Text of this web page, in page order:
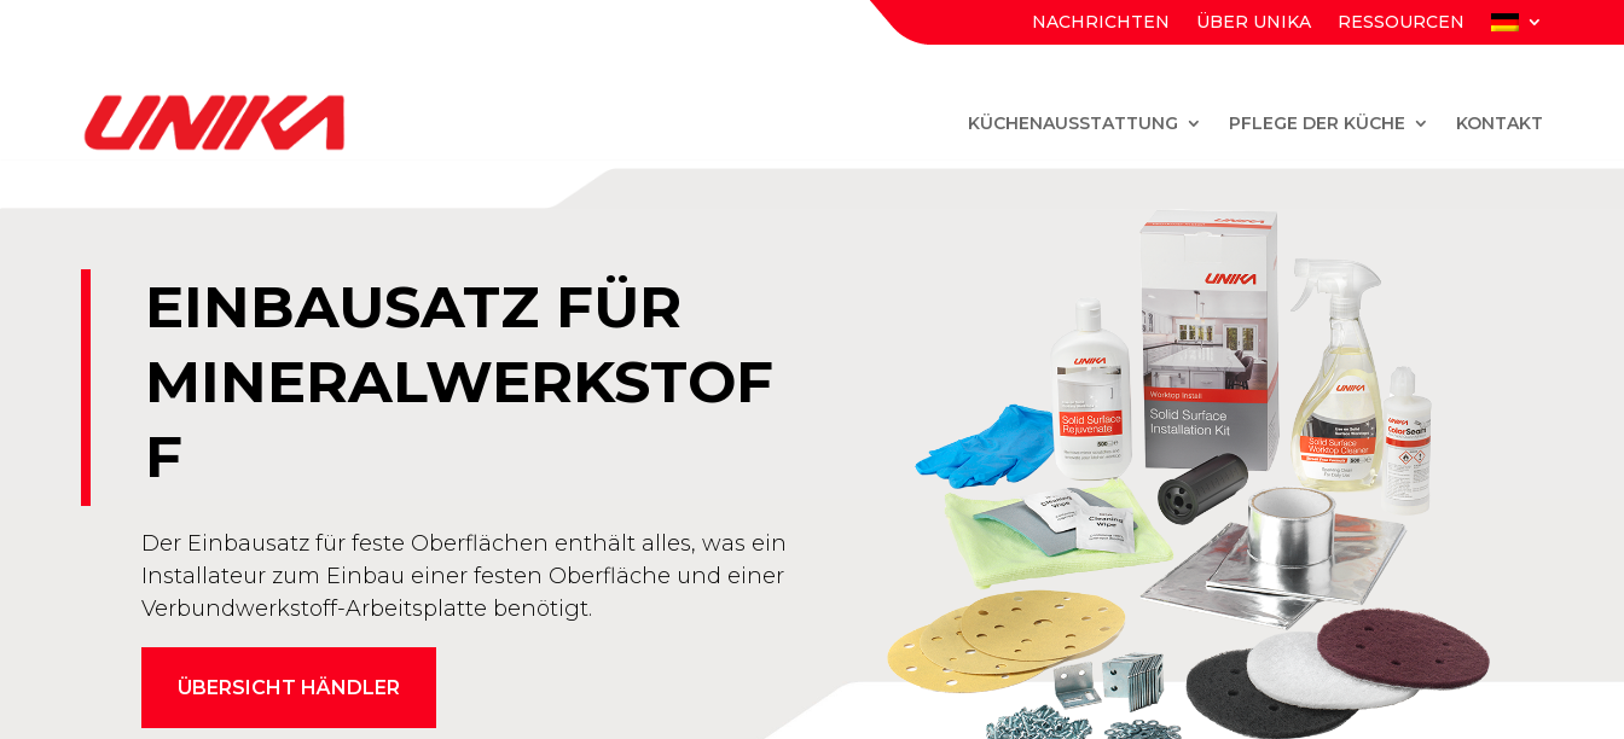
NACHRICHTEN ÜBER UNIKA RESSOURCEN
KÜCHENAUSSTATTUNG PFLEGE DER KÜCHE KONTAKT
EINBAUSATZ FÜR
MINERALWERKSTOF
F
Der Einbausatz für feste Oberflächen enthält alles, was ein
Installateur zum Einbau einer festen Oberfläche und einer
Verbundwerkstoff-Arbeitsplatte benötigt.
ÜBERSICHT HÄNDLER